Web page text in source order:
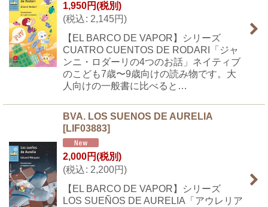
1,950円(税別)
(税込: 2,145円)
【EL BARCO DE VAPOR】シリーズ
CUATRO CUENTOS DE RODARI「ジャ
ンニ・ロダーリの4つのお話」ネイティブ
のこども7歳〜9歳向けの読み物です。大
人向けの一般書に比べると…
BVA. LOS SUENOS DE AURELIA
[LIF03883]
2,000円(税別)
(税込: 2,200円)
【EL BARCO DE VAPOR】シリーズ
LOS SUEÑOS DE AURELIA「アウレリア